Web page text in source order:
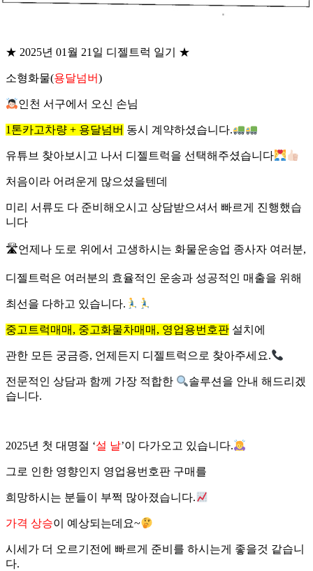
★ 2025년 01월 21일 디젤트럭 일기 ★
소형화물(용달넘버)
인천 서구에서 오신 손님
1톤카고차량 + 용달넘버 동시 계약하셨습니다.
유튜브 찾아보시고 나서 디젤트럭을 선택해주셨습니다
처음이라 어려운게 많으셨을텐데
미리 서류도 다 준비해오시고 상담받으셔서 빠르게 진행했습
니다
🛣언제나 도로 위에서 고생하시는 화물운송업 종사자 여러분,
디젤트럭은 여러분의 효율적인 운송과 성공적인 매출을 위해
최선을 다하고 있습니다.
중고트럭매매, 중고화물차매매, 영업용번호판 설치에
관한 모든 궁금증, 언제든지 디젤트럭으로 찾아주세요.
전문적인 상담과 함께 가장 적합한
솔루션을 안내 해드리겠
습니다.
2025년 첫 대명절 ‘설 날’이 다가오고 있습니다.
그로 인한 영향인지 영업용번호판 구매를
희망하시는 분들이 부쩍 많아졌습니다.
가격 상승이 예상되는데요~
시세가 더 오르기전에 빠르게 준비를 하시는게 좋을것 같습니
다.